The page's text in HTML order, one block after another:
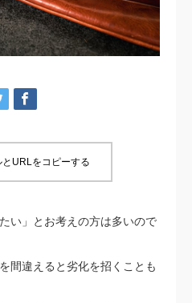
URLをコピーする
い」とお考えの方は多いので
間違えると劣化を招くことも